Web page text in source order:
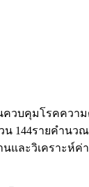
บคุมโรคควา
รายคำนว
และวิเคราะ